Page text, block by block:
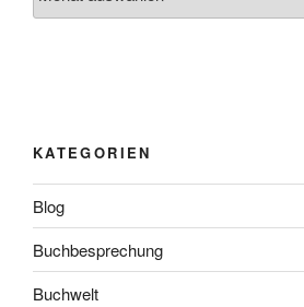
KATEGORIEN
Blog
Buchbesprechung
Buchwelt